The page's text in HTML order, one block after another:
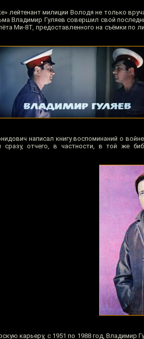
лейтенант милиции Володя не только
Владимир Гуляев совершил свой
Ми-8Т, предоставленного на съёмки
написал книгу воспоминаний о
сразу, отчего, в частности, в той же
карьеру, с 1951 по 1988 год, Владимир